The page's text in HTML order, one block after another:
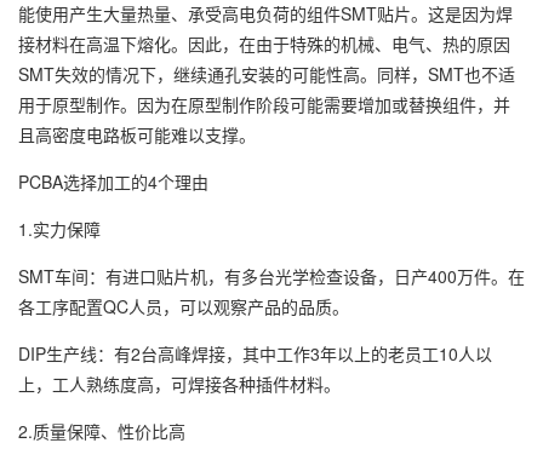
能使用产生大量热量、承受高电负荷的组件SMT贴片。这是因为焊
接材料在高温下熔化。因此，在由于特殊的机械、电气、热的原因
SMT失效的情况下，继续通孔安装的可能性高。同样，SMT也不适
用于原型制作。因为在原型制作阶段可能需要增加或替换组件，并
且高密度电路板可能难以支撑。
PCBA选择加工的4个理由
1.实力保障
SMT车间：有进口贴片机，有多台光学检查设备，日产400万件。在
各工序配置QC人员，可以观察产品的品质。
DIP生产线：有2台高峰焊接，其中工作3年以上的老员工10人以
上，工人熟练度高，可焊接各种插件材料。
2.质量保障、性价比高